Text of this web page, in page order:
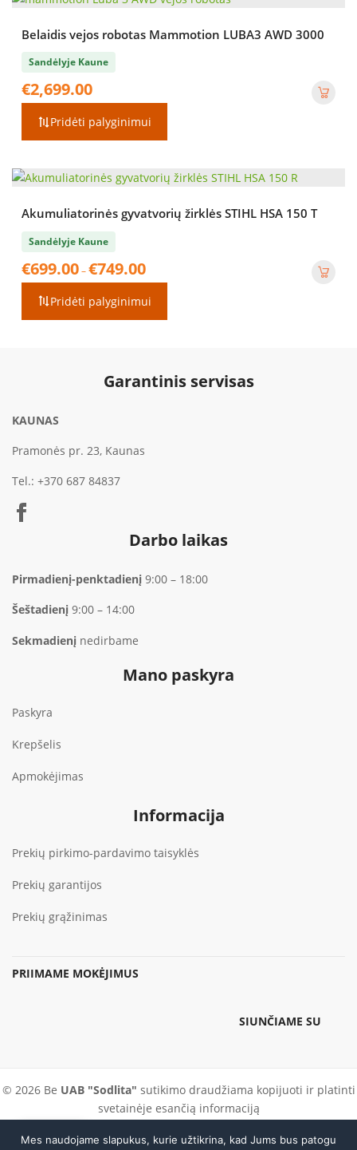
Belaidis vejos robotas Mammotion LUBA3 AWD 3000
Sandėlyje Kaune
€2,699.00
Pridėti palyginimui
Akumuliatorinės gyvatvorių žirklės STIHL HSA 150 T
Sandėlyje Kaune
€699.00–€749.00
€699.00
through
Pridėti palyginimui
Garantinis servisas
KAUNAS
Pramonės pr. 23, Kaunas
Tel.: +370 687 84837
Darbo laikas
Pirmadienį-penktadienį 9:00 – 18:00
Šeštadienį 9:00 – 14:00
Sekmadienį nedirbame
Mano paskyra
Paskyra
Krepšelis
Apmokėjimas
Informacija
Prekių pirkimo-pardavimo taisyklės
Prekių garantijos
Prekių grąžinimas
PRIIMAME MOKĖJIMUS
SIUNČIAME SU
© 2026 Be UAB "Sodlita" sutikimo draudžiama kopijuoti ir platinti
svetainėje esančią informaciją
Skambinti
Mes naudojame slapukus, kurie užtikrina, kad Jums bus patogu